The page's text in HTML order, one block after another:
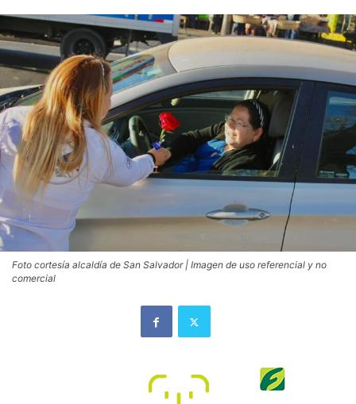
Foto cortesía alcaldía de San Salvador | Imagen de uso referencial y no
comercial